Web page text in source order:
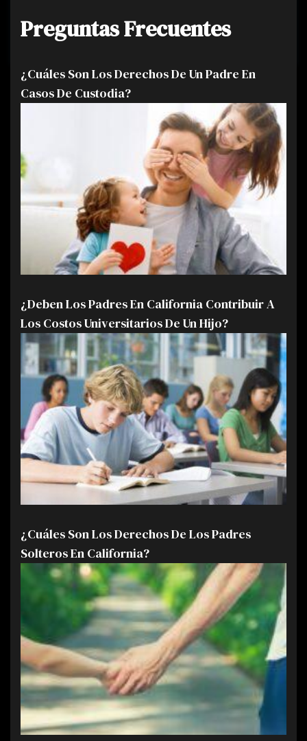
Preguntas Frecuentes
¿Cuáles Son Los Derechos De Un Padre En
Casos De Custodia?
¿Deben Los Padres En California Contribuir A
Los Costos Universitarios De Un Hijo?
¿Cuáles Son Los Derechos De Los Padres
Solteros En California?